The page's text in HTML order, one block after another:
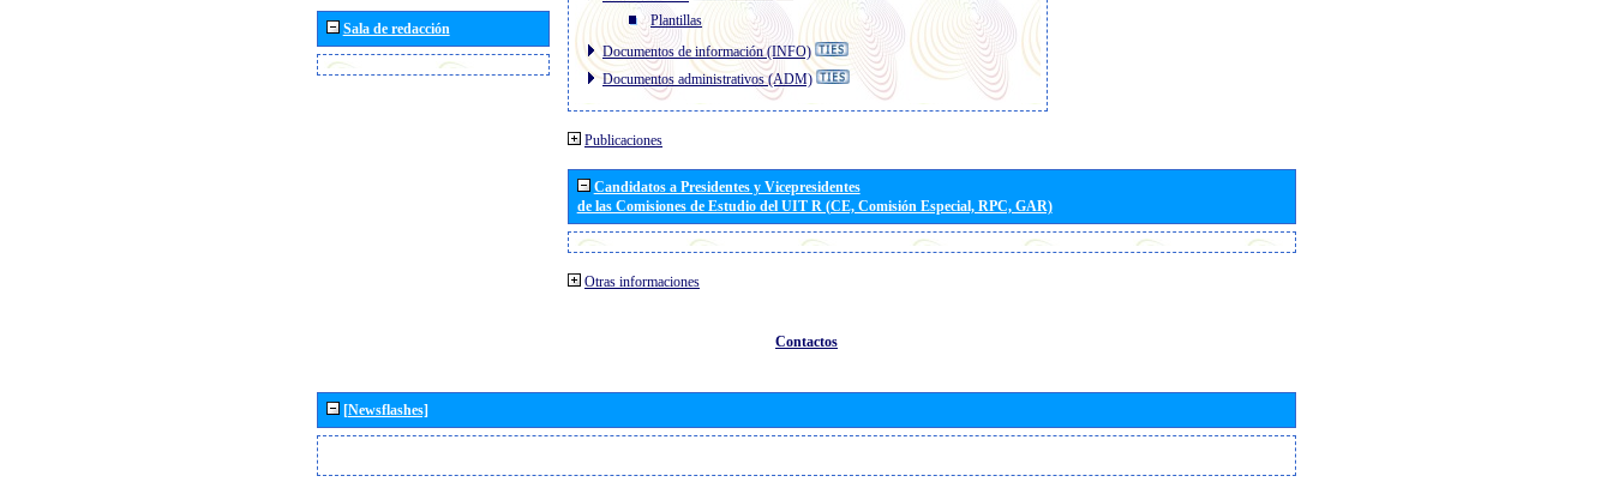
Sala de redacción
Plantillas
Documentos de información (INFO)
Documentos administrativos (ADM)
Publicaciones
Candidatos a Presidentes y Vicepresidentes
de las Comisiones de Estudio del UIT R (CE, Comisión Especial, RPC, GAR)
Otras informaciones
Contactos
[Newsflashes]